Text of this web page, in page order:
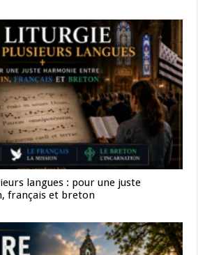
langues : pour une juste
français et breton